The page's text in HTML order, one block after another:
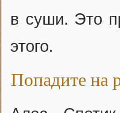
в суши. Это
этого.
Попадите на